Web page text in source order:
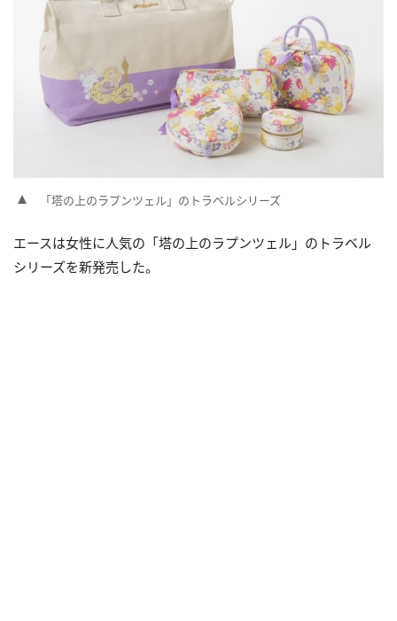
「塔の上のラプンツェル」のトラベルシリーズ
エースは女性に人気の「塔の上のラプンツェル」のトラベル
シリーズを新発売した。